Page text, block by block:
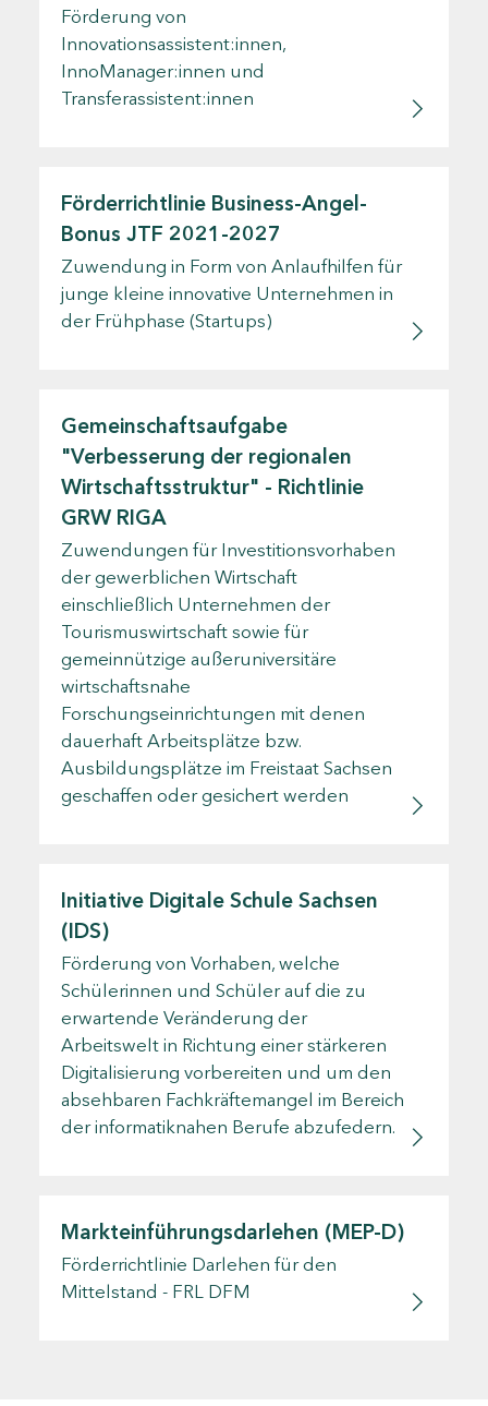
Förderung von
Innovationsassistent:innen,
InnoManager:innen und
Transferassistent:innen
Förderrichtlinie Business-Angel-
Bonus JTF 2021-2027
Zuwendung in Form von Anlaufhilfen für
junge kleine innovative Unternehmen in
der Frühphase (Startups)
Gemeinschaftsaufgabe
"Verbesserung der regionalen
Wirtschaftsstruktur" - Richtlinie
GRW RIGA
Zuwendungen für Investitionsvorhaben
der gewerblichen Wirtschaft
einschließlich Unternehmen der
Tourismuswirtschaft sowie für
gemeinnützige außeruniversitäre
wirtschaftsnahe
Forschungseinrichtungen mit denen
dauerhaft Arbeitsplätze bzw.
Ausbildungsplätze im Freistaat Sachsen
geschaffen oder gesichert werden
Initiative Digitale Schule Sachsen
(IDS)
Förderung von Vorhaben, welche
Schülerinnen und Schüler auf die zu
erwartende Veränderung der
Arbeitswelt in Richtung einer stärkeren
Digitalisierung vorbereiten und um den
absehbaren Fachkräftemangel im Bereich
der informatiknahen Berufe abzufedern.
Markteinführungsdarlehen (MEP-D)
Förderrichtlinie Darlehen für den
Mittelstand - FRL DFM